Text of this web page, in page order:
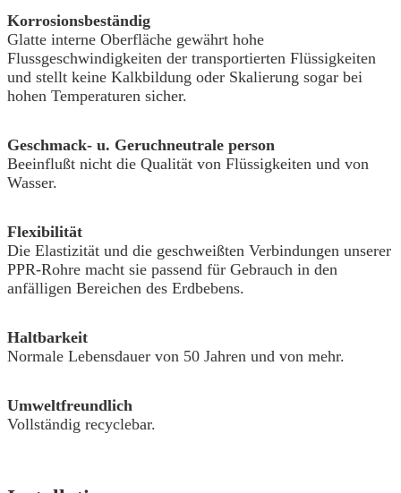
Korrosionsbeständig
Glatte interne Oberfläche gewährt hohe
Flussgeschwindigkeiten der transportierten Flüssigkeiten
und stellt keine Kalkbildung oder Skalierung sogar bei
hohen Temperaturen sicher.
Geschmack- u. Geruchneutrale person
Beeinflußt nicht die Qualität von Flüssigkeiten und von
Wasser.
Flexibilität
Die Elastizität und die geschweißten Verbindungen unserer
PPR-Rohre macht sie passend für Gebrauch in den
anfälligen Bereichen des Erdbebens.
Haltbarkeit
Normale Lebensdauer von 50 Jahren und von mehr.
Umweltfreundlich
Vollständig recyclebar.